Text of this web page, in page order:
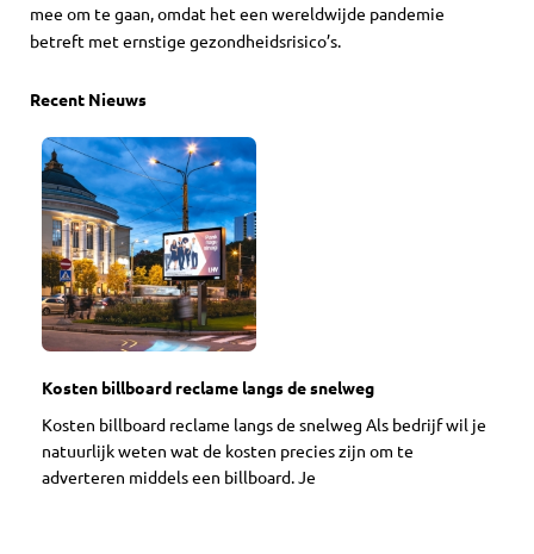
mee om te gaan, omdat het een wereldwijde pandemie
betreft met ernstige gezondheidsrisico’s.
Recent Nieuws
Kosten billboard reclame langs de snelweg
Kosten billboard reclame langs de snelweg Als bedrijf wil je
natuurlijk weten wat de kosten precies zijn om te
adverteren middels een billboard. Je